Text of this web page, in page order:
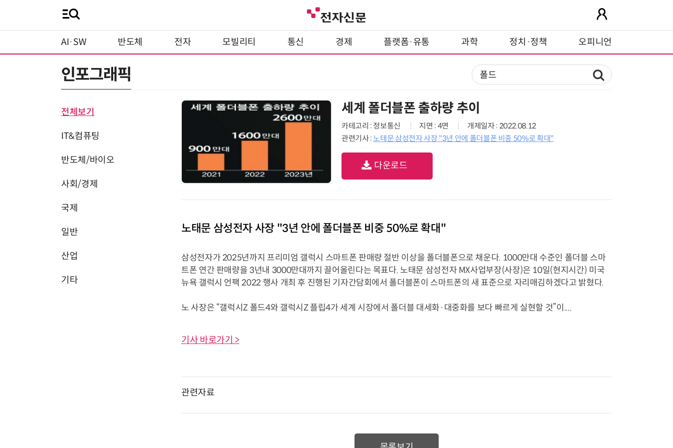
AI·SW 반도체 전자 모빌리티 통신 경제 플랫폼·유통 과학 정치·정책 오피니언
인포그래픽
전체보기
IT&컴퓨팅
반도체/바이오
사회/경제
국제
일반
산업
기타
세계 폴더블폰 출하량 추이
카테고리 : 정보통신 지면 : 4면
개제일자 : 2022.08.12
관련기사 : 노태문 삼성전자 사장 "3년 안에 폴더블폰 비중 50%로 확대"
다운로드
노태문 삼성전자 사장 "3년 안에 폴더블폰 비중 50%로 확대"
삼성전자가 2025년까지 프리미엄 갤럭시 스마트폰 판매량 절반 이상을 폴더블폰으로 채운다. 1000만대 수준인 폴더블 스마
트폰 연간 판매량을 3년내 3000만대까지 끌어올린다는 목표다. 노태문 삼성전자 MX사업부장(사장)은 10일(현지시간) 미국
뉴욕 갤럭시 언팩 2022 행사 개최 후 진행된 기자간담회에서 폴더블폰이 스마트폰의 새 표준으로 자리매김하겠다고 밝혔다.
노 사장은 “갤럭시Z 폴드4와 갤럭시Z 플립4가 세계 시장에서 폴더블 대세화·대중화를 보다 빠르게 실현할 것”이....
기사 바로가기 >
관련자료